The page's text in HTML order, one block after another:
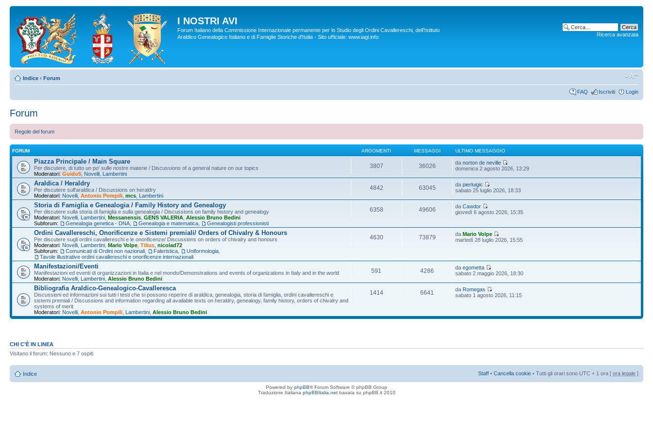
I NOSTRI AVI
Forum Italiano della Commissione Internazionale permanente per lo Studio degli Ordini Cavallereschi, dell’Istituto
Araldico Genealogico Italiano e di Famiglie Storiche d'Italia - Sito ufficiale: www.iagi.info
Ricerca avanzata
Indice ‹ Forum
FAQ Iscriviti Login
Forum
Regole del forum
FORUM ARGOMENTI MESSAGGI ULTIMO MESSAGGIO
Piazza Principale / Main Square
Per discutere, di tutto un po' sulle nostre materie / Discussions of a general nature on our topics
Moderatori: Guido5 Novelli Lambertini
3807 36026 danorton de neville
domenica 2 agosto 2026, 13:29
Araldica / Heraldry
Per discutere sull'araldica / Discussions on heraldry
Moderatori: Novelli Antonio Pompili mcs Lambertini
4842 63045 dapierluigic
sabato 25 luglio 2026, 18:33
Storia di Famiglia e Genealogia / Family History and Genealogy
Per discutere sulla storia di famiglia e sulla genealogia / Discussions on family history and genealogy
Moderatori: Novelli Lambertini Messanensis GENS VALERIA Alessio Bruno Bedini
Subforum:
Genealogia genetica - DNA Genealogia e matematica Genealogisti professionisti
6358 49606 daCawdor
giovedì 6 agosto 2026, 15:35
Ordini Cavallereschi, Onorificenze e Sistemi premiali/ Orders of Chivalry & Honours
Per discutere sugli ordini cavallereschi e le onorificenze/ Discussions on orders of chivalry and honours
Moderatori: Novelli Lambertini Mario Volpe Tilius nicolad72
Subforum:
Comunicati di Ordini non nazionali Faleristica Uniformologia
Tavole illustrative ordini cavallereschi e onorificenze internazionali
4630 73879 daMario Volpe
martedì 28 luglio 2026, 15:55
Manifestazioni/Eventi
Manifestazioni ed eventi di organizzazioni in Italia e nel mondo/Demonstrations and events of organizations in Italy and in the world
Moderatori: Novelli Lambertini Alessio Bruno Bedini
591 4286 daegometta
sabato 2 maggio 2026, 18:30
Bibliografia Araldico-Genealogico-Cavalleresca
Discussioni ed informazioni sui tutti i testi che si possono reperire di araldica, genealogia, storia di famiglia, ordini cavallereschi e
sistemi premiali / Discussions and information regarding all available texts on heraldry, genealogy, family history, orders of chivalry and
systems of merit
Moderatori: Novelli Antonio Pompili Lambertini Alessio Bruno Bedini
1414 6641 da Romegas
sabato 1 agosto 2026, 11:15
CHI C’È IN LINEA
Visitano il forum: Nessuno e 7 ospiti
Indice Staff • Cancella cookie • Tutti gli orari sono UTC + 1 ora [ ora legale ]
Powered by phpBB® Forum Software © phpBB Group
Traduzione Italiana phpBBItalia.netbasata su phpBB.it 2010